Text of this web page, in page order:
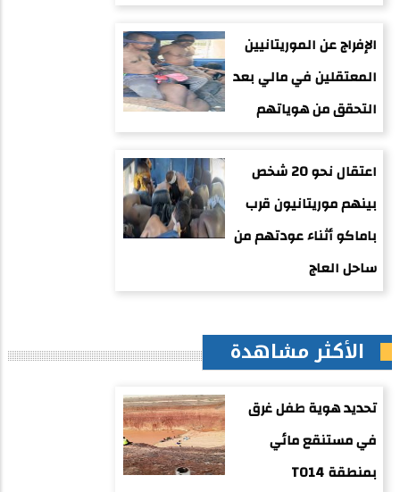
الإفراج عن الموريتانيين
المعتقلين في مالي بعد
التحقق من هوياتهم
اعتقال نحو 20 شخص
بينهم موريتانيون قرب
باماكو أثناء عودتهم من
ساحل العاج
الأكثر مشاهدة
تحديد هوية طفل غرق
في مستنقع مائي
بمنطقة TO14